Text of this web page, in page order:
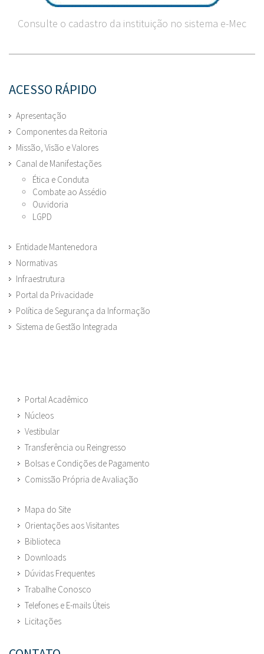
Consulte o cadastro da instituição no sistema e-Mec
ACESSO RÁPIDO
Apresentação
Componentes da Reitoria
Missão, Visão e Valores
Canal de Manifestações
Ética e Conduta
Combate ao Assédio
Ouvidoria
LGPD
Entidade Mantenedora
Normativas
Infraestrutura
Portal da Privacidade
Política de Segurança da Informação
Sistema de Gestão Integrada
Portal Acadêmico
Núcleos
Vestibular
Transferência ou Reingresso
Bolsas e Condições de Pagamento
Comissão Própria de Avaliação
Mapa do Site
Orientações aos Visitantes
Biblioteca
Downloads
Dúvidas Frequentes
Trabalhe Conosco
Telefones e E-mails Úteis
Licitações